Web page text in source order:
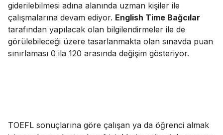
giderilebilmesi adına alanında uzman kişiler ile
çalışmalarına devam ediyor. English Time Bağcılar
tarafından yapılacak olan bilgilendirmeler ile de
görülebileceği üzere tasarlanmakta olan sınavda puan
sınırlaması 0 ila 120 arasında değişim gösteriyor.
TOEFL sonuçlarına göre çalışan ya da öğrenci almak